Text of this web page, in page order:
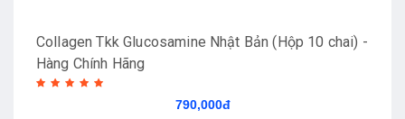
Collagen Tkk Glucosamine Nhật Bản (Hộp 10 chai) -
Hàng Chính Hãng
790,000đ